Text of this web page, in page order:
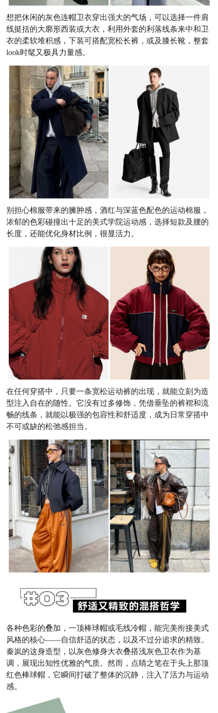
想把休闲的灰色连帽卫衣穿出强大的气场，可以选择一件肩
线挺括的大廓形西装或大衣，利用外套的利落线条来中和卫
衣的柔软堆积感，下装可搭配宽松长裤，或及膝长靴，整套
look时髦又极具力量感。
别担心棉服带来的臃肿感，酒红与深蓝色配色的运动棉服，
浓郁的色彩碰撞出十足的美式学院运动感，选择短款及腰的
长度，还能优化身材比例，很显活力。
在任何穿搭中，只要一条宽松运动裤的出现，就能立刻为造
型注入自在的随性。它没有过多修饰，凭借垂坠的裤褶和流
畅的线条，就能以极强的包容性和舒适度，成为日常穿搭中
不可或缺的松弛感担当。
各种色彩的叠加，一顶棒球帽或毛线冷帽，能完美衔接美式
风格的核心——自信舒适的状态，以及不过分追求的精致。
秦岚的这身造型，以灰色修身大衣叠搭浅灰色卫衣作为基
调，展现出知性优雅的气质。然而，点睛之笔在于头上那顶
红色棒球帽，它瞬间打破了整体的沉静，注入了活力与运动
感。